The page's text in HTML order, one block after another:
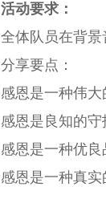
活动要求：
全体队员在背
分享要点：
感恩是一种伟大
感恩是良知的守
感恩是一种优良
感恩是一种真实